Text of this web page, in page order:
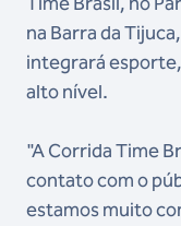
na Barra da
integrará
alto nível.
"A Corrida Time
contato com o
estamos muito